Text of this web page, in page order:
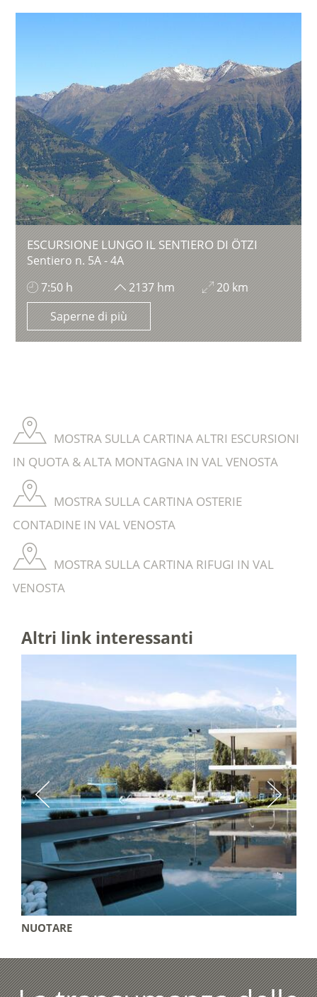
ESCURSIONE LUNGO IL SENTIERO DI ÖTZI
Sentiero n. 5A - 4A
7:50 h
2137 hm
20 km
Saperne di più
MOSTRA SULLA CARTINA ALTRI ESCURSIONI
IN QUOTA & ALTA MONTAGNA IN VAL VENOSTA
MOSTRA SULLA CARTINA OSTERIE
CONTADINE IN VAL VENOSTA
MOSTRA SULLA CARTINA RIFUGI IN VAL
VENOSTA
Altri link interessanti
NUOTARE